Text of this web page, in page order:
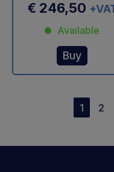
€ 246,50
Available
Buy
1 2